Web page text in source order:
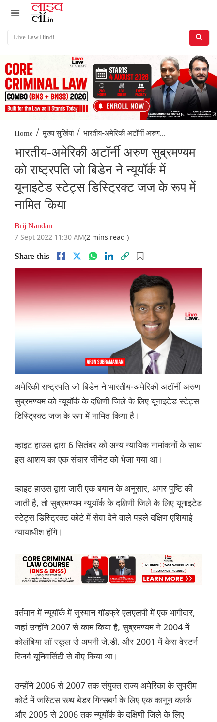
Home / मुख्य सुर्खियां / भारतीय-अमेरिकी अटॉर्नी अरुण...
भारतीय-अमेरिकी अटॉर्नी अरुण सुब्रमण्यम
को राष्ट्रपति जो बिडेन ने न्यूयॉर्क में
यूनाइटेड स्टेट्स डिस्ट्रिक्ट जज के रूप में
नामित किया
Brij Nandan
7 Sept 2022 11:30 AM(2 mins read )
Share this
अमेरिकी राष्ट्रपति जो बिडेन ने भारतीय-अमेरिकी अटॉर्नी अरुण
सुब्रमण्यम को न्यूयॉर्क के दक्षिणी जिले के लिए यूनाइटेड स्टेट्स
डिस्ट्रिक्ट जज के रूप में नामित किया है।
व्हाइट हाउस द्वारा 6 सितंबर को अन्य न्यायिक नामांकनों के साथ
इस आशय का एक संचार सीनेट को भेजा गया था।
व्हाइट हाउस द्वारा जारी एक बयान के अनुसार, अगर पुष्टि की
जाती है, तो सुब्रमण्यम न्यूयॉर्क के दक्षिणी जिले के लिए यूनाइटेड
स्टेट्स डिस्ट्रिक्ट कोर्ट में सेवा देने वाले पहले दक्षिण एशियाई
न्यायाधीश होंगे।
वर्तमान में न्यूयॉर्क में सुस्मान गॉडफ्रे एलएलपी में एक भागीदार,
जहां उन्होंने 2007 से काम किया है, सुब्रमण्यम ने 2004 में
कोलंबिया लॉ स्कूल से अपनी जे.डी. और 2001 में केस वेस्टर्न
रिजर्व यूनिवर्सिटी से बीए किया था।
उन्होंने 2006 से 2007 तक संयुक्त राज्य अमेरिका के सुप्रीम
कोर्ट में जस्टिस रूथ बेडर गिन्सबर्ग के लिए एक कानून क्लर्क
और 2005 से 2006 तक न्यूयॉर्क के दक्षिणी जिले के लिए